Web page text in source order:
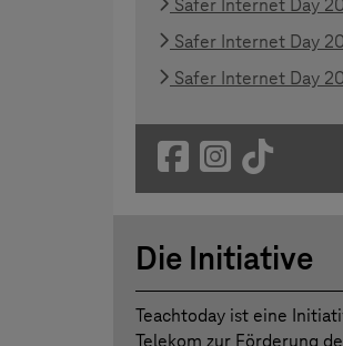
Safer Internet Day
Safer Internet Day
Safer Internet Day
Die Initiative
Teachtoday ist eine
Telekom zur Förderung